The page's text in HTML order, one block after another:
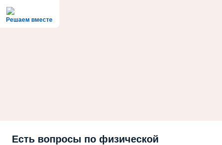
Решаем вместе
Есть вопросы по физической